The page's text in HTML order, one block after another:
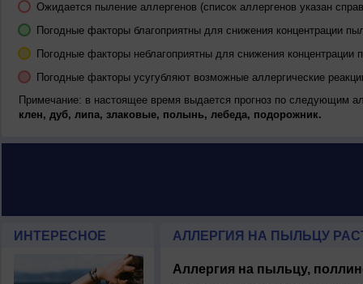
Ожидается пыление аллергенов (список аллергенов указан
Погодные факторы благоприятны для снижения концентрации
Погодные факторы неблагоприятны для снижения концентрации
Погодные факторы усугубляют возможные аллергические
Примечание: в настоящее время выдается прогноз по следующим
клен, дуб, липа, злаковые, полынь, лебеда, подорожник.
ИНТЕРЕСНОЕ АЛЛЕРГИЯ НА ПЫЛЬЦУ
Аллергия на пыльцу,